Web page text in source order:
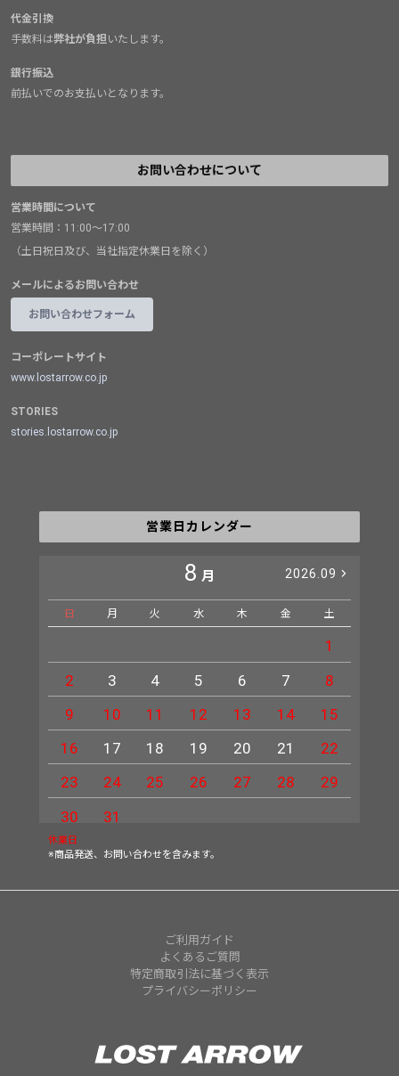
代金引換
手数料は弊社が負担いたします。
銀行振込
前払いでのお支払いとなります。
お問い合わせについて
営業時間について
営業時間：11:00～17:00
（土日祝日及び、当社指定休業日を除く）
メールによるお問い合わせ
お問い合わせフォーム
コーポレートサイト
www.lostarrow.co.jp
STORIES
stories.lostarrow.co.jp
営業日カレンダー
8 月 2026.09
日 月 火 水 木 金 土
1
2
3 4 5 6 7
8
9
10 11 12 13 14
15
16
17 18 19 20 21
22
23
24 25 26 27 28
29
30
31
休業日
※商品発送、お問い合わせを含みます。
ご利用ガイド
よくあるご質問
特定商取引法に基づく表示
プライバシーポリシー